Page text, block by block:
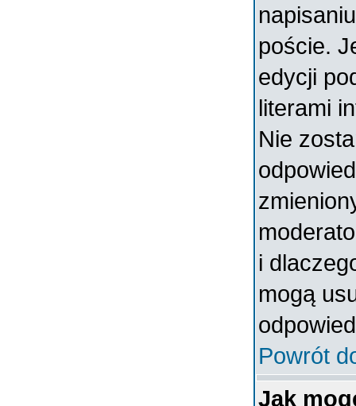
poście.
edycji
literami
Nie
i
mogą
Powrót
Jak